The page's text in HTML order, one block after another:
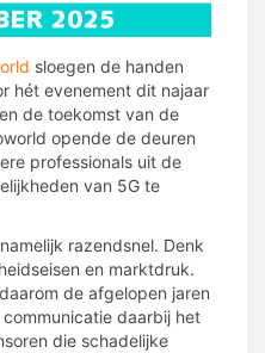
sloegen de handen
hét evenement dit najaar
de toekomst van de
opende de deuren
professionals uit de
van 5G te
razendsnel. Denk
en marktdruk.
de afgelopen jaren
daarbij het
die schadelijke